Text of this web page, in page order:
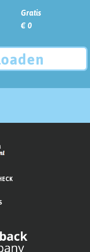
Gratis
€ 0